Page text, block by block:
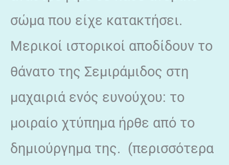
σώμα που είχε κατακτήσει.
Μερικοί ιστορικοί αποδίδουν το
θάνατο της Σεμιράμιδος στη
μαχαιριά ενός ευνούχου: το
μοιραίο χτύπημα ήρθε από το
δημιούργημα της. (περισσότερα